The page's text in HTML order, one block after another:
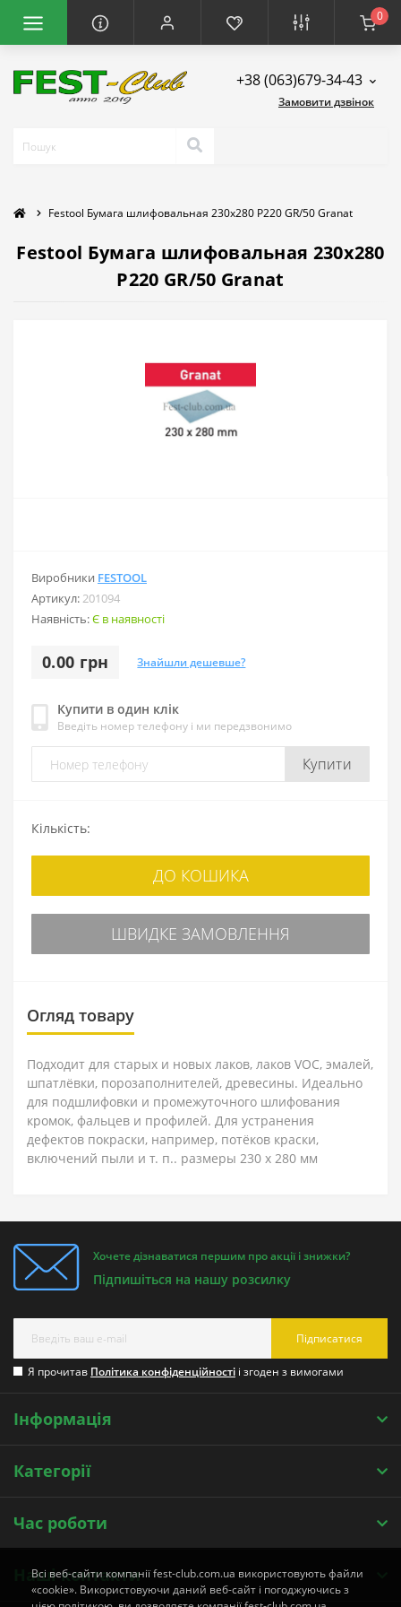
0
+38 (063)679-34-43
Замовити дзвінок
Festool Бумага шлифовальная 230x280 P220 GR/50 Granat
Festool Бумага шлифовальная 230x280
P220 GR/50 Granat
Виробники FESTOOL
Артикул:201094
Наявність:Є в наявності
0.00 грн Знайшли дешевше?
Купити в один клік
Введіть номер телефону і ми передзвонимо
Купити
Кількість:
ДО КОШИКА
ШВИДКЕ ЗАМОВЛЕННЯ
Огляд товару
Подходит для старых и новых лаков, лаков VOC, эмалей,
шпатлёвки, порозаполнителей, древесины. Идеально
для подшлифовки и промежуточного шлифования
кромок, фальцев и профилей. Для устранения
дефектов покраски, например, потёков краски,
включений пыли и т. п.. размеры 230 x 280 мм
Хочете дізнаватися першим про акції і знижки?
Підпишіться на нашу розсилку
Підписатися
Я прочитав Політика конфіденційності і згоден з вимогами
Інформація
Категорії
Час роботи
Наші контакти
Всі веб-сайти компанії fest-club.com.ua використовують файли
«cookie». Використовуючи даний веб-сайт і погоджуючись з